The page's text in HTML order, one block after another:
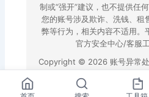
制或“强开”建议，也不提供任
您的账号涉及欺诈、洗钱、租
弊等行为，相关内容不适用。
官方安全中心/客服
Copyright © 2026 账号异常处